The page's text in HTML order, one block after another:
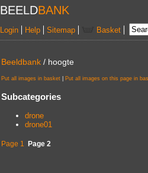
BEELDBANK
Login Help Sitemap Basket
Beeldbank / hoogte
Put all images in basket Put all images on this page in
Subcategories
drone
drone01
Page 1 Page 2